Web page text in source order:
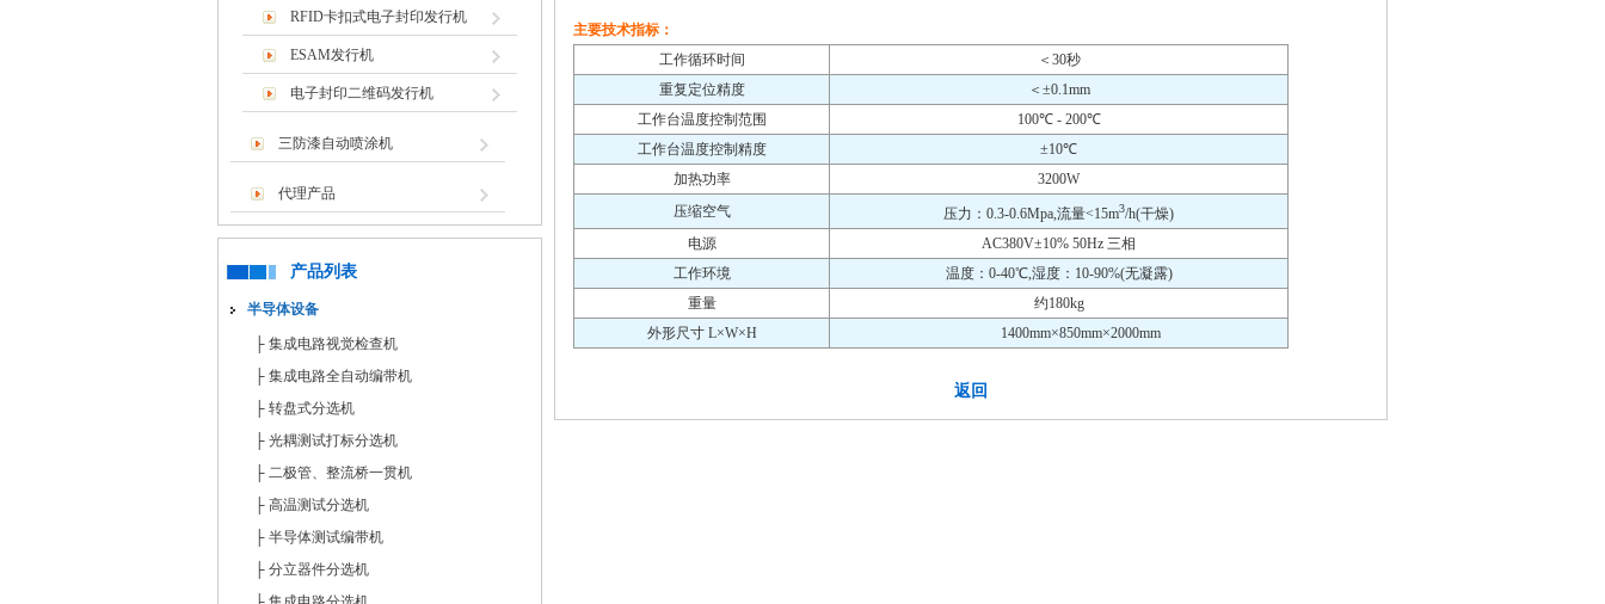
RFID卡扣式电子封印发行机
ESAM发行机
电子封印二维码发行机
三防漆自动喷涂机
代理产品
产品列表
半导体设备
├ 集成电路视觉检查机
├ 集成电路全自动编带机
├ 转盘式分选机
├ 光耦测试打标分选机
├ 二极管、整流桥一贯机
├ 高温测试分选机
├ 半导体测试编带机
├ 分立器件分选机
主要技术指标：
工作循环时间
＜30秒
重复定位精度
＜±0.1mm
工作台温度控制范围
100℃ - 200℃
工作台温度控制精度
±10℃
加热功率
3200W
压缩空气
压力：0.3-0.6Mpa,流量<15m3/h(干燥)
电源
AC380V±10% 50Hz 三相
工作环境
温度：0-40℃,湿度：10-90%(无凝露)
重量
约180kg
外形尺寸 L×W×H
1400mm×850mm×2000mm
返回